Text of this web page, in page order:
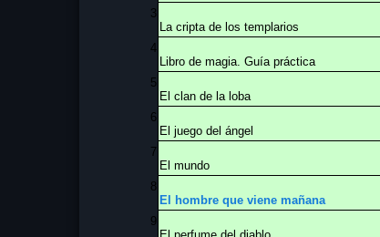
3
La cripta de los templarios
4
Libro de magia. Guía práctica
5
El clan de la loba
6
El juego del ángel
7
El mundo
8
El hombre que viene mañana
9